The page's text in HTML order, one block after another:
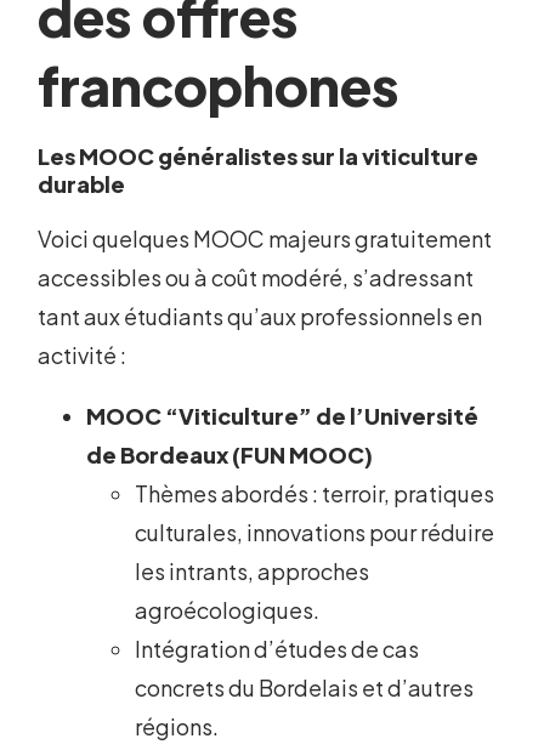
des offres
francophones
Les MOOC généralistes sur la viticulture
durable
Voici quelques MOOC majeurs gratuitement
accessibles ou à coût modéré, s’adressant
tant aux étudiants qu’aux professionnels en
activité :
MOOC “Viticulture” de l’Université
de Bordeaux (FUN MOOC)
Thèmes abordés : terroir, pratiques
culturales, innovations pour réduire
les intrants, approches
agroécologiques.
Intégration d’études de cas
concrets du Bordelais et d’autres
régions.